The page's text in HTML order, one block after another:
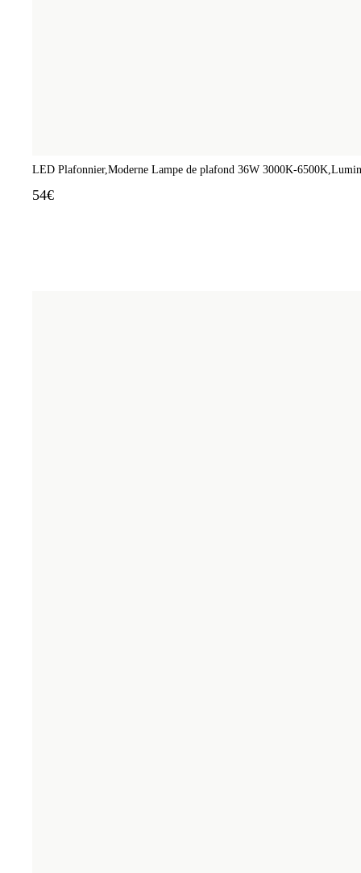
LED Plafonnier,Moderne Lampe de plafond 36W 3000K-
54€